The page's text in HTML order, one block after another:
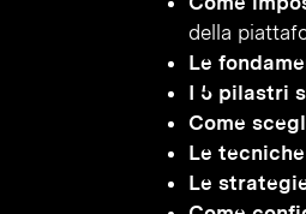
della
Le
I 5 pilastri
Come
Le
Le